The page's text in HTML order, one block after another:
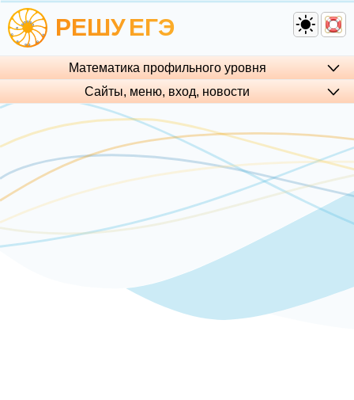
РЕШУЕГЭ
Математика профильного уровня
Сайты, меню, вход, но­во­сти